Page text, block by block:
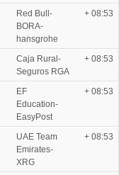
Red Bull-
BORA-
hansgrohe
+ 08:53
Caja Rural-
Seguros RGA
+ 08:53
EF
Education-
EasyPost
+ 08:53
UAE Team
Emirates-
XRG
+ 08:53